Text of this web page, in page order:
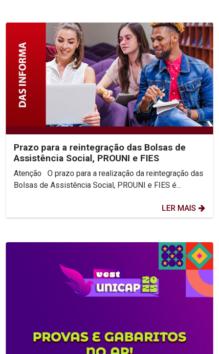
Prazo para a reintegração das Bolsas de
Assistência Social, PROUNI e FIES
Atenção O prazo para a realização da reintegração das
Bolsas de Assistência Social, PROUNI e FIES é...
LER MAIS